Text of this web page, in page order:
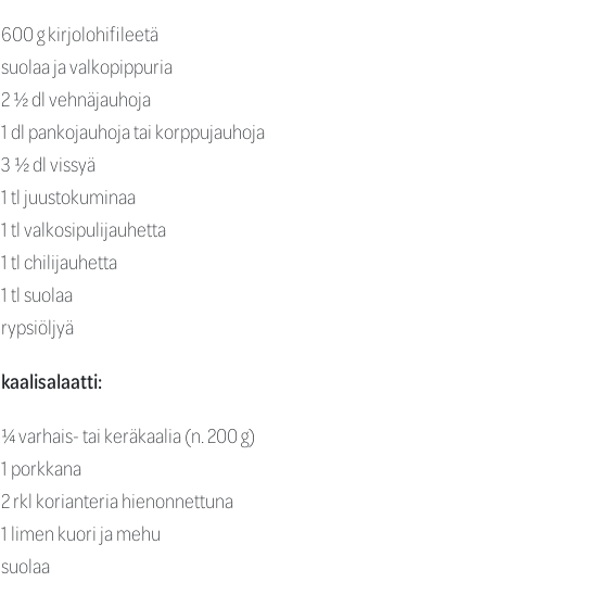
600 g kirjolohifileetä
suolaa ja valkopippuria
2 ½ dl vehnäjauhoja
1 dl pankojauhoja tai korppujauhoja
3 ½ dl vissyä
1 tl juustokuminaa
1 tl valkosipulijauhetta
1 tl chilijauhetta
1 tl suolaa
rypsiöljyä
kaalisalaatti:
¼ varhais- tai keräkaalia (n. 200 g)
1 porkkana
2 rkl korianteria hienonnettuna
1 limen kuori ja mehu
suolaa